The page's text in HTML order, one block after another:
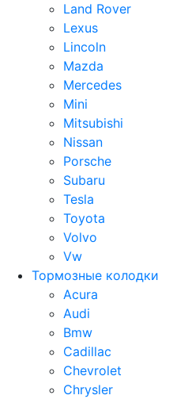
Land Rover
Lexus
Lincoln
Mazda
Mercedes
Mini
Mitsubishi
Nissan
Porsche
Subaru
Tesla
Toyota
Volvo
Vw
Тормозные колодки
Acura
Audi
Bmw
Cadillac
Chevrolet
Chrysler